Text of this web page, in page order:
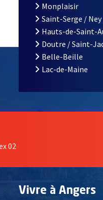
fenêtre
nouvelle
Monplaisir
Saint-Serge /
Hauts-de-Saint-
Doutre / Saint-
Belle-Beille
Lac-de-Maine
02
Vivre à Angers